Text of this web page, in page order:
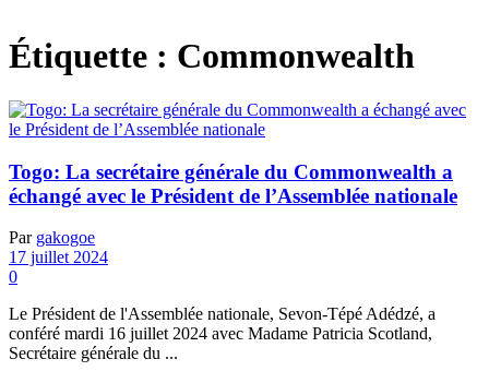
Étiquette : Commonwealth
Togo: La secrétaire générale du Commonwealth a
échangé avec le Président de l’Assemblée nationale
Par gakogoe
17 juillet 2024
0
Le Président de l'Assemblée nationale, Sevon-Tépé Adédzé, a
conféré mardi 16 juillet 2024 avec Madame Patricia Scotland,
Secrétaire générale du ...